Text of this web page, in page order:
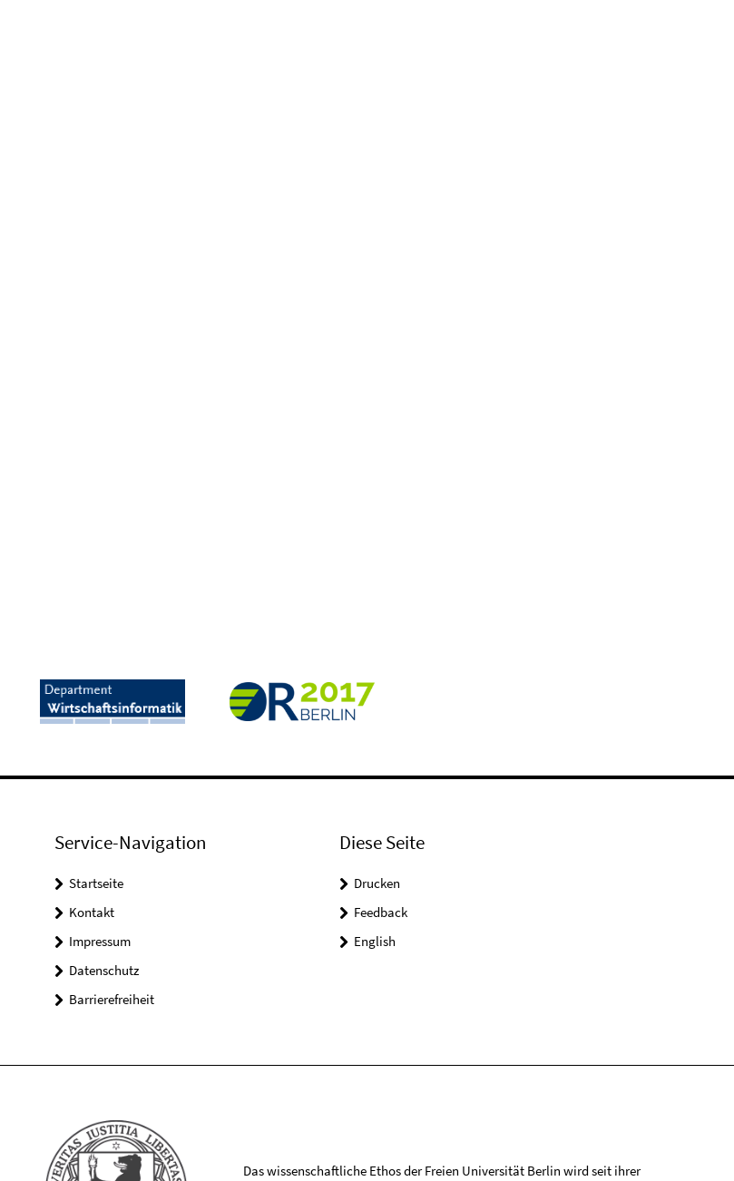
Service-Navigation
Startseite
Kontakt
Impressum
Datenschutz
Barrierefreiheit
Diese Seite
Drucken
Feedback
English
Das wissenschaftliche Ethos der Freien Universität Berlin wird seit ihrer